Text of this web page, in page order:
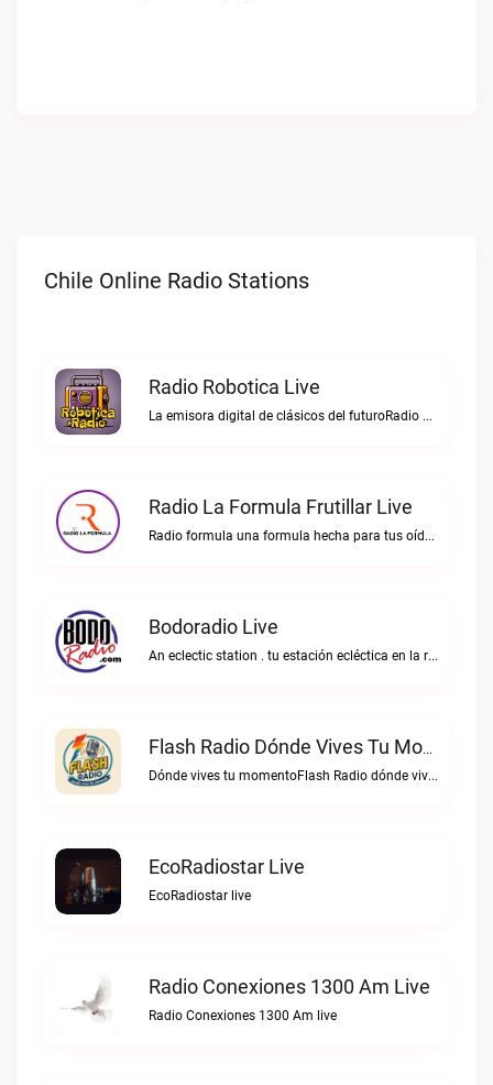
Chile Online Radio Stations
Radio Robotica Live
La emisora digital de clásicos del futuroRadio Robotica live
Radio La Formula Frutillar Live
Radio formula una formula hecha para tus oídos.Radio La Formula Frutillar live
Bodoradio Live
An eclectic station . tu estación ecléctica en la red."Bodoradio live
Flash Radio Dónde Vives Tu Momento Live
Dónde vives tu momentoFlash Radio dónde vives tu momento live
EcoRadiostar Live
EcoRadiostar live
Radio Conexiones 1300 Am Live
Radio Conexiones 1300 Am live